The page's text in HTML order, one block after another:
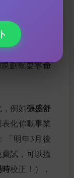
如幾月開公
析性格。
細節嘅建議
劃就要靠命
例如張盛舒
表化你嘅事業
「明年3月後
試，可以搵
時校正！），